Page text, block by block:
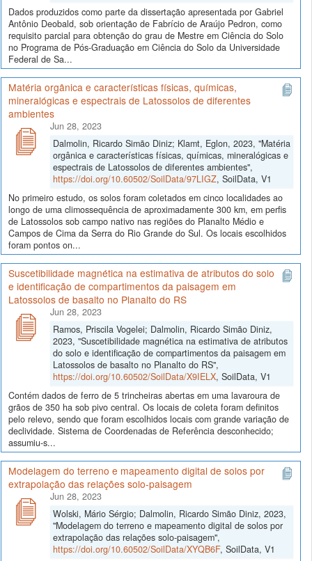
Dados produzidos como parte da dissertação apresentada por Gabriel
Antônio Deobald, sob orientação de Fabrício de Araújo Pedron, como
requisito parcial para obtenção do grau de Mestre em Ciência do Solo
no Programa de Pós-Graduação em Ciência do Solo da Universidade
Federal de Sa...
Matéria orgânica e características físicas, químicas,
mineralógicas e espectrais de Latossolos de diferentes
ambientes
Jun 28, 2023
Dalmolin, Ricardo Simão Diniz; Klamt, Eglon, 2023, "Matéria
orgânica e características físicas, químicas, mineralógicas e
espectrais de Latossolos de diferentes ambientes",
https://doi.org/10.60502/SoilData/97LIGZ, SoilData, V1
No primeiro estudo, os solos foram coletados em cinco localidades ao
longo de uma climossequência de aproximadamente 300 km, em perfis
de Latossolos sob campo nativo nas regiões do Planalto Médio e
Campos de Cima da Serra do Rio Grande do Sul. Os locais escolhidos
foram pontos on...
Suscetibilidade magnética na estimativa de atributos do solo
e identificação de compartimentos da paisagem em
Latossolos de basalto no Planalto do RS
Jun 28, 2023
Ramos, Priscila Vogelei; Dalmolin, Ricardo Simão Diniz,
2023, "Suscetibilidade magnética na estimativa de atributos
do solo e identificação de compartimentos da paisagem em
Latossolos de basalto no Planalto do RS",
https://doi.org/10.60502/SoilData/X9IELX, SoilData, V1
Contém dados de ferro de 5 trincheiras abertas em uma lavaroura de
grãos de 350 ha sob pivo central. Os locais de coleta foram definitos
pelo relevo, sendo que foram escolhidos locais com grande variação de
declividade. Sistema de Coordenadas de Referência desconhecido;
assumiu-s...
Modelagem do terreno e mapeamento digital de solos por
extrapolação das relações solo-paisagem
Jun 28, 2023
Wolski, Mário Sérgio; Dalmolin, Ricardo Simão Diniz, 2023,
"Modelagem do terreno e mapeamento digital de solos por
extrapolação das relações solo-paisagem",
https://doi.org/10.60502/SoilData/XYQB6F, SoilData, V1